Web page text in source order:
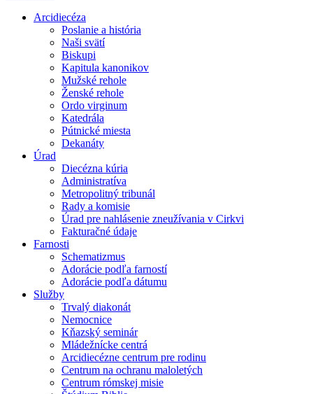
Arcidiecéza
Poslanie a história
Naši svätí
Biskupi
Kapitula kanonikov
Mužské rehole
Ženské rehole
Ordo virginum
Katedrála
Pútnické miesta
Dekanáty
Úrad
Diecézna kúria
Administratíva
Metropolitný tribunál
Rady a komisie
Úrad pre nahlásenie zneužívania v Cirkvi
Fakturačné údaje
Farnosti
Schematizmus
Adorácie podľa farností
Adorácie podľa dátumu
Služby
Trvalý diakonát
Nemocnice
Kňazský seminár
Mládežnícke centrá
Arcidiecézne centrum pre rodinu
Centrum na ochranu maloletých
Centrum rómskej misie